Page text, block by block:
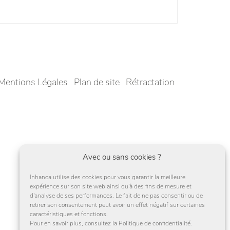
Avec ou sans cookies ?
Inhanoa utilise des cookies pour vous garantir la meilleure
expérience sur son site web ainsi qu'à des fins de mesure et
d'analyse de ses performances. Le fait de ne pas consentir ou de
retirer son consentement peut avoir un effet négatif sur certaines
caractéristiques et fonctions.
Pour en savoir plus, consultez la Politique de confidentialité.
Légales Plan de site Rétractation